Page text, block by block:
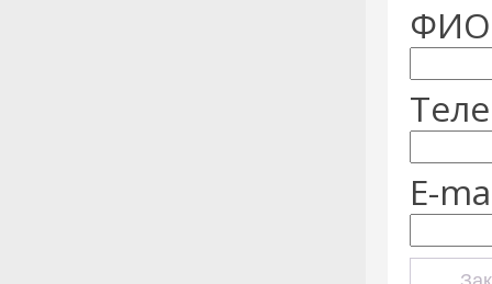
E-